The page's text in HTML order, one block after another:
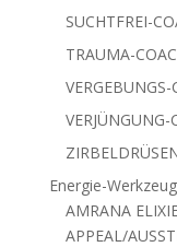
SUCHTFREI-
TRAUMA-
Energie-
AMRANA
APPEAL/